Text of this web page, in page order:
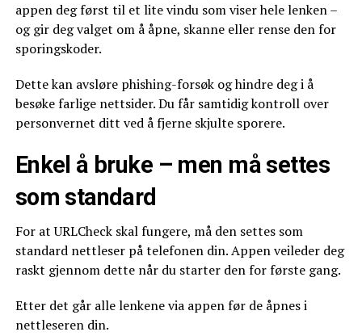
appen deg først til et lite vindu som viser hele lenken –
og gir deg valget om å åpne, skanne eller rense den for
sporingskoder.
Dette kan avsløre phishing-forsøk og hindre deg i å
besøke farlige nettsider. Du får samtidig kontroll over
personvernet ditt ved å fjerne skjulte sporere.
Enkel å bruke – men må settes
som standard
For at URLCheck skal fungere, må den settes som
standard nettleser på telefonen din. Appen veileder deg
raskt gjennom dette når du starter den for første gang.
Etter det går alle lenkene via appen før de åpnes i
nettleseren din.